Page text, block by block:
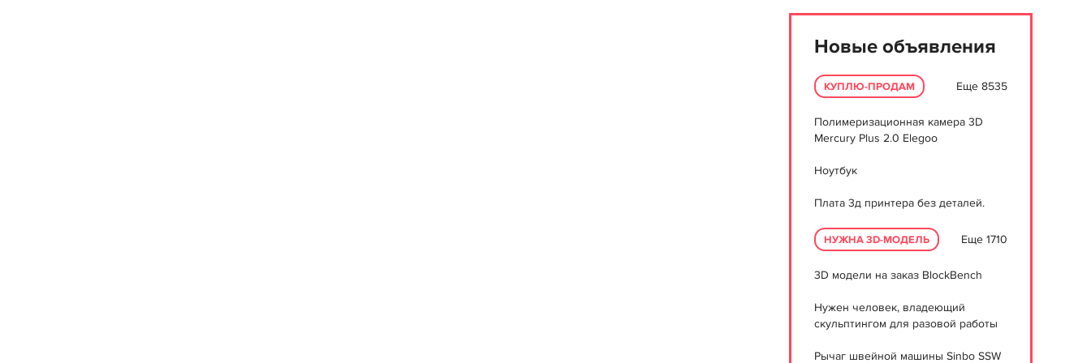
Новые объявления
КУПЛЮ-ПРОДАМ Еще 8535
Полимеризационная камера 3D
Mercury Plus 2.0 Elegoo
Ноутбук
Плата 3д принтера без деталей.
НУЖНА 3D-МОДЕЛЬ Еще 1710
3D модели на заказ BlockBench
Нужен человек, владеющий
скульптингом для разовой работы
Рычаг швейной машины Sinbo SSW